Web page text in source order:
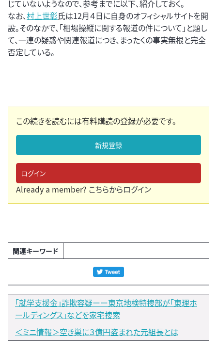
じていないようなので、参考までに以下、紹介しておく。
なお、村上世彰氏は12月４日に自身のオフィシャルサイトを開
設。そのなかで、「相場操縦に関する報道の件について」と題し
て、一連の疑惑や関連報道につき、まったくの事実無根と完全
否定している。
この続きを読むには有料購読の登録が必要です。
新規登録
ログイン
Already a member? こちらからログイン
関連キーワード
「就学支援金」詐欺容疑ーー東京地検特捜部が「東理ホ
ールディングス」などを家宅捜索
＜ミニ情報＞空き巣に３億円盗まれた元組長とは